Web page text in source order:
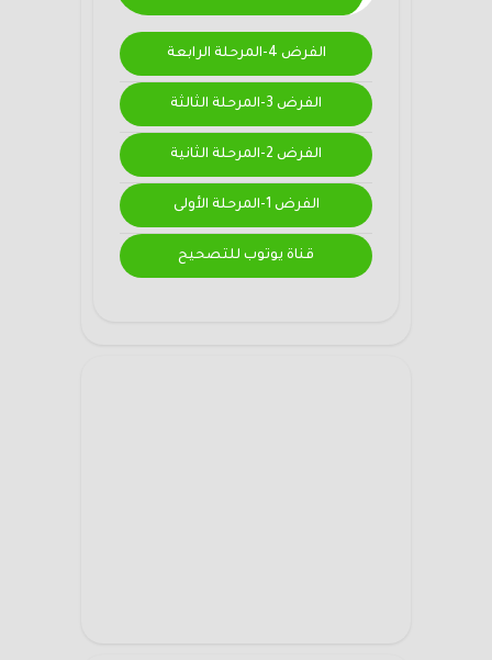
الفرض 4-المرحلة الرابعة
الفرض 3-المرحلة الثالثة
الفرض 2-المرحلة الثانية
الفرض 1-المرحلة الأولى
قناة يوتوب للتصحيح